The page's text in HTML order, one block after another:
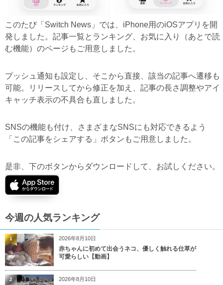
このたび「Switch News」では、iPhone用のiOSアプリを開
発しました。記事一覧とランキング、お気に入り（あとで読
む機能）のページもご用意しました。
プッシュ通知も設定し、そこから直接、該当の記事へ遷移も
可能。リリースしてから修正を加え、記事の長さ調整やアイ
キャッチ表示の不具合も直しました。
SNSの機能も付け、さまざまなSNSにも対応できるよう
「この記事をシェアする」ボタンもご用意しました。
是非、下のボタンからダウンロードして、お試しください。
今週の人気ランキング
2026年8月10日
赤ちゃんに初めて出会うネコ、優しく触れる仕草が
可愛らしい【動画】
1
2026年8月10日
2